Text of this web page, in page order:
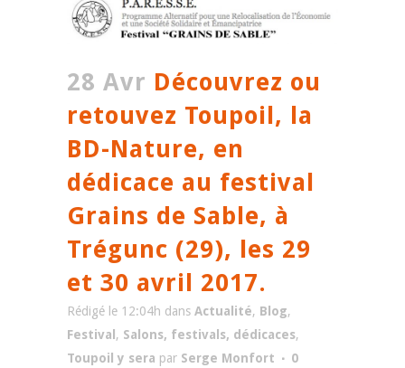
28 Avr Découvrez ou
retouvez Toupoil, la
BD-Nature, en
dédicace au festival
Grains de Sable, à
Trégunc (29), les 29
et 30 avril 2017.
Rédigé le 12:04h dans Actualité, Blog,
Festival , Salons, festivals, dédicaces,
Toupoil y sera par Serge Monfort
0